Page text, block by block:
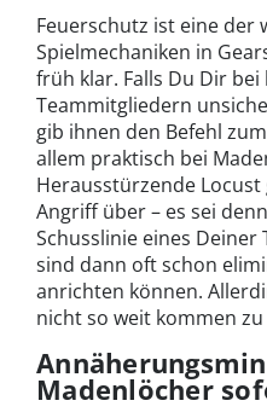
Feuerschutz ist eine der
Spielmechaniken in
früh klar. Falls Du Dir
Teammitgliedern
gib ihnen den Befehl
allem praktisch bei
Herausstürzende
Angriff über – es sei
Schusslinie eines
sind dann oft schon
anrichten können.
nicht so weit kommen zu
Madenlöcher